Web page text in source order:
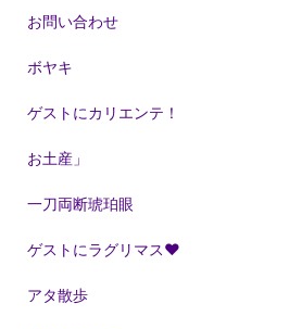
お問い合わせ
ボヤキ
ゲストにカリエンテ！
お土産」
一刀両断琥珀眼
ゲストにラグリマス❤
アタ散歩